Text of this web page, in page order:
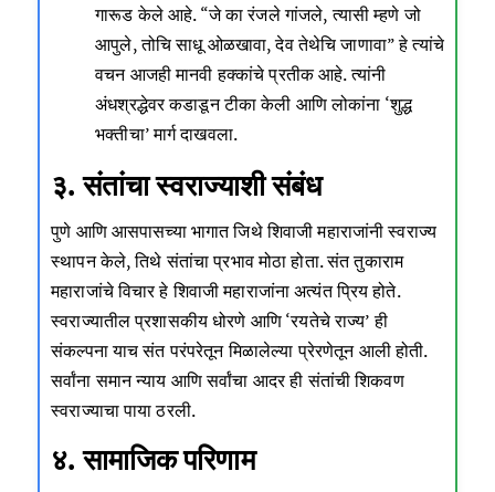
गारूड केले आहे. “जे का रंजले गांजले, त्यासी म्हणे जो
आपुले, तोचि साधू ओळखावा, देव तेथेचि जाणावा” हे त्यांचे
वचन आजही मानवी हक्कांचे प्रतीक आहे. त्यांनी
अंधश्रद्धेवर कडाडून टीका केली आणि लोकांना ‘शुद्ध
भक्तीचा’ मार्ग दाखवला.
३. संतांचा स्वराज्याशी संबंध
पुणे आणि आसपासच्या भागात जिथे शिवाजी महाराजांनी स्वराज्य
स्थापन केले, तिथे संतांचा प्रभाव मोठा होता. संत तुकाराम
महाराजांचे विचार हे शिवाजी महाराजांना अत्यंत प्रिय होते.
स्वराज्यातील प्रशासकीय धोरणे आणि ‘रयतेचे राज्य’ ही
संकल्पना याच संत परंपरेतून मिळालेल्या प्रेरणेतून आली होती.
सर्वांना समान न्याय आणि सर्वांचा आदर ही संतांची शिकवण
स्वराज्याचा पाया ठरली.
४. सामाजिक परिणाम